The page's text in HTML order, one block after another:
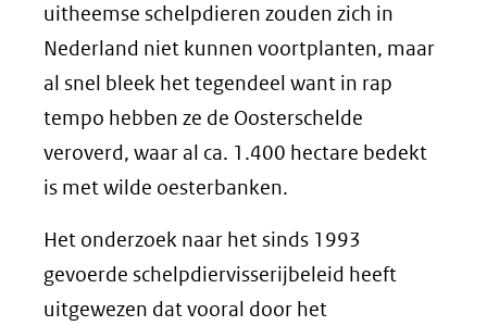
uitheemse schelpdieren zouden zich in
Nederland niet kunnen voortplanten, maar
al snel bleek het tegendeel want in rap
tempo hebben ze de Oosterschelde
veroverd, waar al ca. 1.400 hectare bedekt
is met wilde oesterbanken.
Het onderzoek naar het sinds 1993
gevoerde schelpdiervisserijbeleid heeft
uitgewezen dat vooral door het